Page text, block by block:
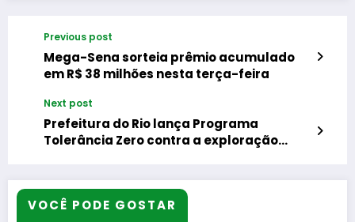
Previous post
Mega-Sena sorteia prêmio acumulado
em R$ 38 milhões nesta terça-feira
Next post
Prefeitura do Rio lança Programa
Tolerância Zero contra a exploração
VOCÊ PODE GOSTAR